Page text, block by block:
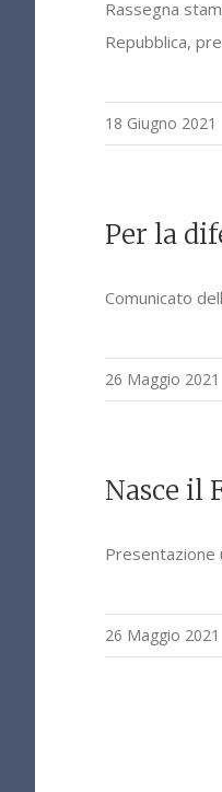
Rassegna
Repubblica,
18 Giugno 2021
Per la
Comunicato
26 Maggio 2021
Nasce il
Presentazione
26 Maggio 2021